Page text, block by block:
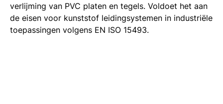
verlijming van PVC platen en tegels. Voldoet het aan
de eisen voor kunststof leidingsystemen in industriële
toepassingen volgens EN ISO 15493.